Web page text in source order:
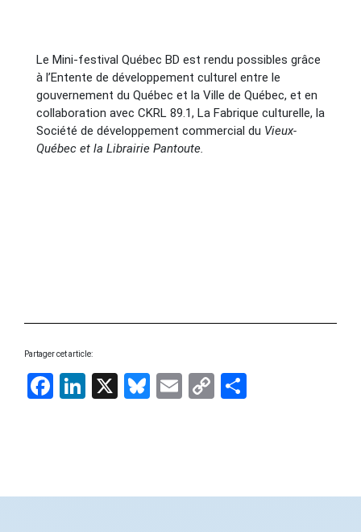
Le Mini-festival Québec BD est rendu possibles grâce
à l’Entente de développement culturel entre le
gouvernement du Québec et la Ville de Québec, et en
collaboration avec CKRL 89.1, La Fabrique culturelle, la
Société de développement commercial du Vieux-
Québec et la Librairie Pantoute.
Partager cet article:
Facebook
LinkedIn
X Bluesky
Email
Copy